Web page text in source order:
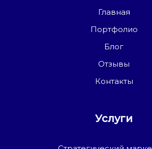
Главная
Портфолио
Блог
Отзывы
Контакты
Услуги